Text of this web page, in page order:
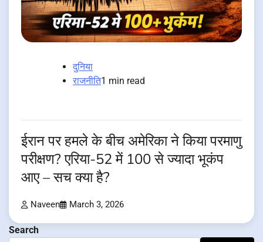
दुनिया
राजनीति1 min read
ईरान पर हमले के बीच अमेरिका ने किया परमाणु
परीक्षण? एरिया-52 में 100 से ज्यादा भूकंप
आए – सच क्या है?
Naveen March 3, 2026
Search